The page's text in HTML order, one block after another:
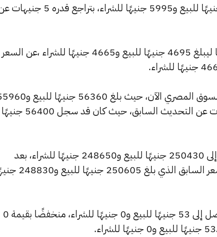
كما تراجع سعر عيار 18 ليسجل 6040 جنيهًا للبيع و5995 جنيهًا للشراء، بتراجع قدره 5
وشهد سعر عيار 14 تراجعًا بقيمة 0 جنيهًا ليبلغ 4695 جنيهًا للبيع و4665 جنيهًا للشراء ،عن السعر
كما شهد سعر الجنيه الذهب انخفاضًا بالسوق المصري الآن، حيث بلغ 56360
جنيهًا للشراء، منخفضًا بمقدار 40 جنيهات عن التحديث السابق، حيث كان قد سجل 56400 جنيهًا
كما انخفض سعر الأونصة بالجنيه ليصل إلى 250430 جنيهًا للبيع و248650 جنيهًا للشراء، بعد
انخفاضًا بقيمة 180 جنيهات مقارنة بالسعر السابق الذي بلغ
كما سجل سعر دولار الصاغة انخفاضًا ليصل إلى 53 جنيهًا للبيع و0 جنيهًا للشراء، منخفضًا بقيمة 0